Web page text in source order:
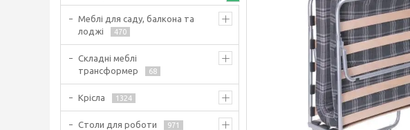
Меблі для саду, балкона та
лоджі
470
Складні меблі
трансформер
68
Крісла 1324
Столи для роботи 971